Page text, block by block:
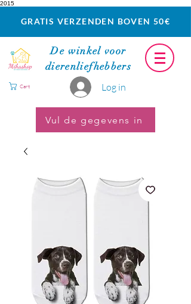
2015
GRATIS VERZENDEN BOVEN 50€
De winkel voor
dierenliefhebbers
Log in
Cart
Vul de gegevens in